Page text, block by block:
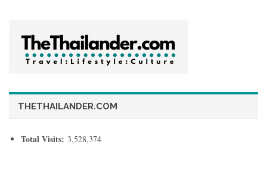
THETHAILANDER.COM
Total Visits: 3,528,374